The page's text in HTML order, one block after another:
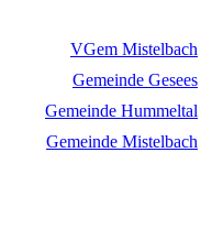
VGem Mistelbach
Gemeinde Gesees
Gemeinde Hummeltal
Gemeinde Mistelbach